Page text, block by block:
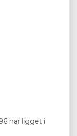
har ligget i